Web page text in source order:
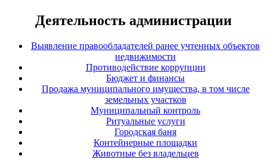
Деятельность администрации
Выявление правообладателей ранее учтенных объектов
недвижимости
Противодействие коррупции
Бюджет и финансы
Продажа муниципального имущества, в том числе
земельных участков
Муниципальный контроль
Ритуальные услуги
Городская баня
Контейнерные площадки
Животные без владельцев